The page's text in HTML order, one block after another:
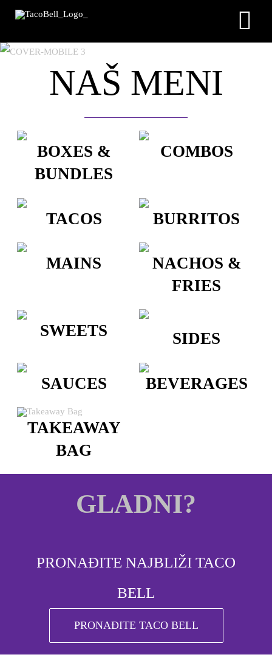
Skip
content
NAŠ MENI
BOXES &
BUNDLES
COMBOS
TACOS BURRITOS
MAINS
NACHOS &
FRIES
SWEETS SIDES
SAUCES BEVERAGES
TAKEAWAY
BAG
GLADNI?
PRONAĐITE NAJBLIŽI TACO
BELL
PRONAĐITE TACO BELL